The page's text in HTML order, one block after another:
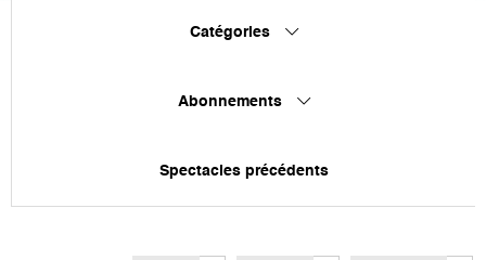
Catégories
Abonnements
Spectacles précédents